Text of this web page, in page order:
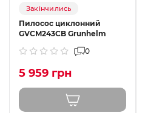
Закінчились
Пилосос циклонний
GVCM243CB Grunhelm
0
5 959 грн